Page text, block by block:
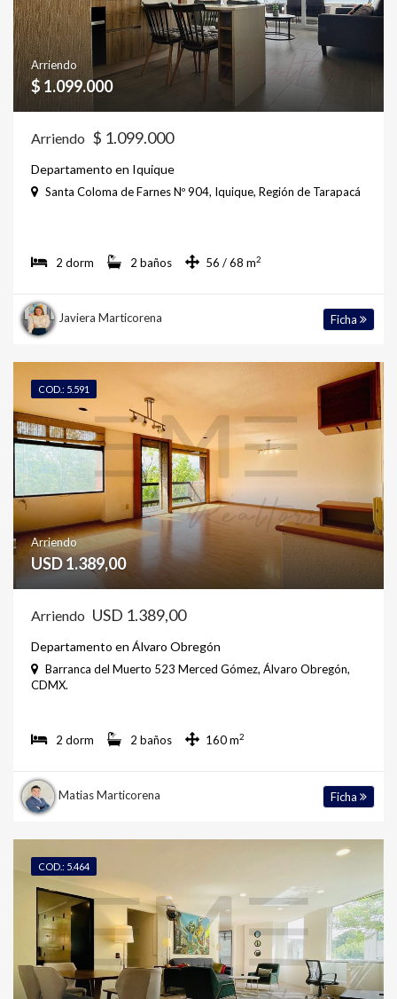
Arriendo
$ 1.099.000
Arriendo $ 1.099.000
Departamento en Iquique
Santa Coloma de Farnes Nº 904, Iquique, Región de Tarapacá
2 dorm 2 baños 56 / 68 m2
Javiera Marticorena Ficha
COD.: 5.591
Arriendo
USD 1.389,00
Arriendo USD 1.389,00
Departamento en Álvaro Obregón
Barranca del Muerto 523 Merced Gómez, Álvaro Obregón,
CDMX.
2 dorm 2 baños 160 m2
Matias Marticorena Ficha
COD.: 5.464